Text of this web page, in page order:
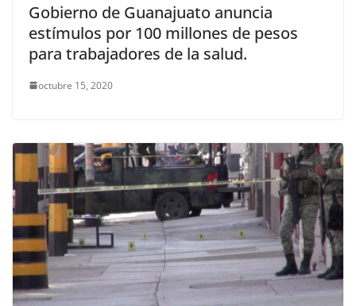
Gobierno de Guanajuato anuncia
estímulos por 100 millones de pesos
para trabajadores de la salud.
octubre 15, 2020